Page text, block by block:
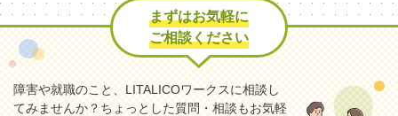
まずはお気軽に
ご相談ください
障害や就職のこと、LITALICOワークスに相談し
てみませんか？ちょっとした質問・相談もお気軽